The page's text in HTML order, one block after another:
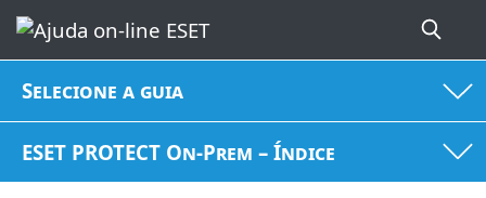
Selecione a guia
ESET PROTECT On-Prem – Índice